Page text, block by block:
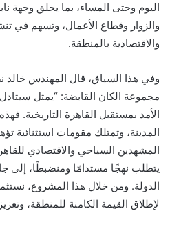
اليوم وحتى المساء، بما يخلق وجهة
والزوار وقطاع الأعمال، وتسهم في
والاقتصادية بالمنطقة.
وفي هذا السياق، قال المهندس
مجموعة الكان القابضة: “يمثل سيتادل
الأمد بمستقبل القاهرة التاريخية.
المدينة، وتمتلك مقومات استثنائية
المشهدين السياحي والاقتصادي
يتطلب نهجًا مستدامًا ومنضبطًا، إلى
الدولة. ومن خلال هذا المشروع،
لإطلاق القيمة الكامنة للمنطقة،